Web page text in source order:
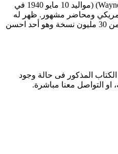
واين ولتر داير (بالإنجليزية: Wayne Dyer) (مواليد 10 مايو 1940 في
ومحاضر مشهور. ظهر له
في عام 1976 كتاب بيع منه أكثر من 30 مليون نسخة وهو أحد احسن
المذكور فى حالة وجود
او التواصل معنا مباشرة.